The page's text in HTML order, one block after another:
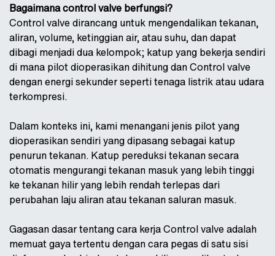
Bagaimana control valve berfungsi?
Control valve dirancang untuk mengendalikan tekanan,
aliran, volume, ketinggian air, atau suhu, dan dapat
dibagi menjadi dua kelompok; katup yang bekerja sendiri
di mana pilot dioperasikan dihitung dan Control valve
dengan energi sekunder seperti tenaga listrik atau udara
terkompresi.
Dalam konteks ini, kami menangani jenis pilot yang
dioperasikan sendiri yang dipasang sebagai katup
penurun tekanan. Katup pereduksi tekanan secara
otomatis mengurangi tekanan masuk yang lebih tinggi
ke tekanan hilir yang lebih rendah terlepas dari
perubahan laju aliran atau tekanan saluran masuk.
Gagasan dasar tentang cara kerja Control valve adalah
memuat gaya tertentu dengan cara pegas di satu sisi